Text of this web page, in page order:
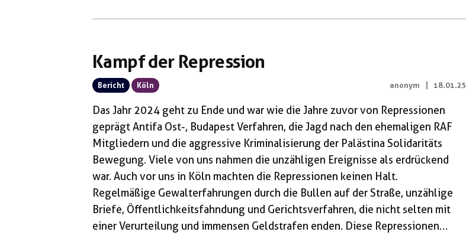
Kampf der Repression
Bericht Köln anonym 18.01.25
Das Jahr 2024 geht zu Ende und war wie die Jahre zuvor von Repressionen
geprägt Antifa Ost-, Budapest Verfahren, die Jagd nach den ehemaligen RAF
Mitgliedern und die aggressive Kriminalisierung der Palästina Solidaritäts
Bewegung. Viele von uns nahmen die unzähligen Ereignisse als erdrückend
war. Auch vor uns in Köln machten die Repressionen keinen Halt.
Regelmäßige Gewalterfahrungen durch die Bullen auf der Straße, unzählige
Briefe, Öffentlichkeitsfahndung und Gerichtsverfahren, die nicht selten mit
einer Verurteilung und immensen Geldstrafen enden. Diese Repressionen